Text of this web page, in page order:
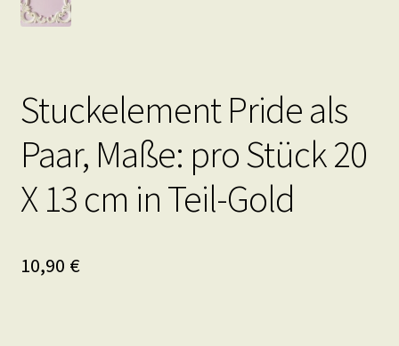
Stuckelement Pride als
Paar, Maße: pro Stück 20
X 13 cm in Teil-Gold
10,90 €